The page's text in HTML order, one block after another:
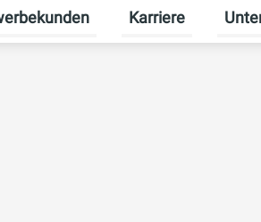
Energien umschalten
für Privatkunden umschalten
Untermenü für
Karriere